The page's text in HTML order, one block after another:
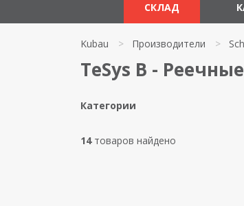
СКЛАД
Kubau > Производители >
TeSys B -
Категории
14товаров найдено